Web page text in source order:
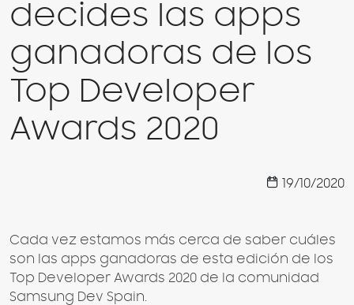
Login
decides las apps
ganadoras de los
Top Developer
Awards 2020
19/10/2020
Cada vez estamos más cerca de saber cuáles
son las apps ganadoras de esta edición de los
Top Developer Awards 2020 de la comunidad
Samsung Dev Spain.